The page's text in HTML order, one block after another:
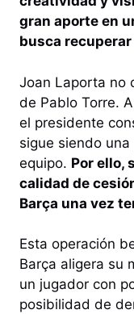
gran aporte en
busca
Joan Laporta no
de Pablo Torre.
el presidente
sigue siendo
equipo. Por ello,
calidad de
Barça una vez
Esta operación
Barça aligera su
un jugador con
posibilidad de